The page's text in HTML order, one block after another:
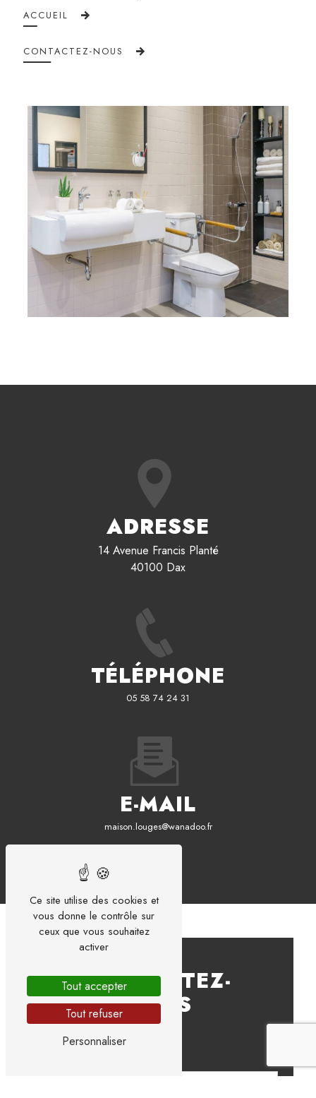
ACCUEIL
CONTACTEZ-NOUS
ADRESSE
14 Avenue Francis Planté
40100 Dax
TÉLÉPHONE
05 58 74 24 31
E-MAIL
maison.louges@wanadoo.fr
CONTACTEZ-
NOUS
Ce site utilise des cookies et
vous donne le contrôle sur
ceux que vous souhaitez
activer
Tout accepter
Tout refuser
Personnaliser